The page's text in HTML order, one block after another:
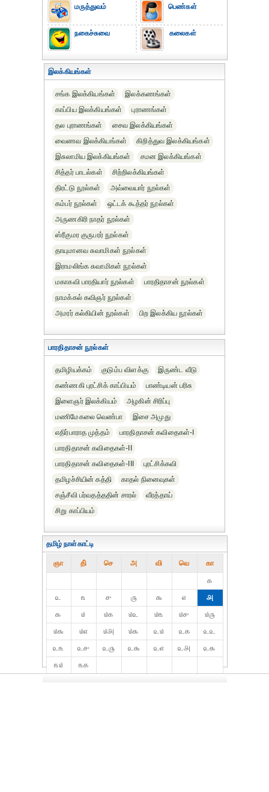
மருத்துவம்
நகைச்சுவை
பெண்கள்
கலைகள்
இலக்கியங்கள்
சங்க இலக்கியங்கள்
இலக்கணங்கள்
காப்பிய இலக்கியங்கள்
புராணங்கள்
தல புராணங்கள்
சைவ இலக்கியங்கள்
வைணவ இலக்கியங்கள்
கிறித்துவ இலக்கியங்கள்
இசுலாமிய இலக்கியங்கள்
சமன இலக்கியங்கள்
சித்தர் பாடல்கள்
சிற்றிலக்கியங்கள்
திரட்டு நூல்கள்
அவ்வையார் நூல்கள்
கம்பர் நூல்கள்
ஒட்டக் கூத்தர் நூல்கள்
அருணகிரி நாதர் நூல்கள்
ஸ்ரீகுமர குருபரர் நூல்கள்
தாயுமானவ சுவாமிகள் நூல்கள்
இராமலிங்க சுவாமிகள் நூல்கள்
மகாகவி பாரதியார் நூல்கள்
பாரதிதாசன் நூல்கள்
நாமக்கல் கவிஞர் நூல்கள்
அமரர் கல்கியின் நூல்கள்
பிற இலக்கிய நூல்கள்
பாரதிதாசன் நூல்கள்
தமிழியக்கம் குடும்ப விளக்கு
இருண்ட வீடு
கண்ணகி புரட்சிக் காப்பியம்
பாண்டியன் பரிசு
இளைஞர் இலக்கியம்
அழகின் சிரிப்பு
மணிமேகலை வெண்பா
இசை அமுது
எதிர்பாராத முத்தம்
பாரதிதாசன் கவிதைகள்-I
பாரதிதாசன் கவிதைகள்-II
பாரதிதாசன் கவிதைகள்-III
புரட்சிக்கவி
தமிழச்சியின் கத்தி
காதல் நினைவுகள்
சஞ்சீவி பர்வதத்ததின் சாரல்
வீரத்தாய்
சிறு காப்பியம்
தமிழ் நாள்காட்டி
ஞா தி் செ அ வி வெ கா
௧
௨
௩ ௪ ௫ ௬ ௭
௮
௯
௰ ௰௧ ௰௨ ௰௩ ௰௪
௰௫
௰௬
௰௭ ௰௮ ௰௯ ௨௰ ௨௧
௨௨
௨௩
௨௪ ௨௫ ௨௬ ௨௭ ௨௮
௨௯
௩௰
௩௧